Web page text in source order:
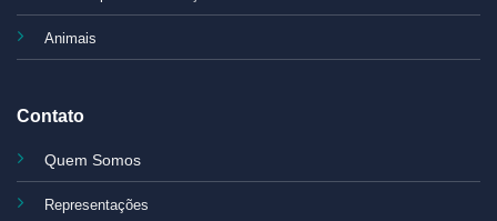
Animais
Contato
Quem Somos
Representações